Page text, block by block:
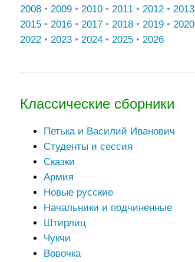
2008 • 2009 • 2010 • 2011 • 2012 • 2013
2015 • 2016 • 2017 • 2018 • 2019 • 2020
2022 • 2023 • 2024 • 2025 • 2026
Классические сборники
Петька и Василий Иванович
Студенты и сессия
Сказки
Армия
Новые русские
Начальники и подчиненные
Штирлиц
Чукчи
Вовочка